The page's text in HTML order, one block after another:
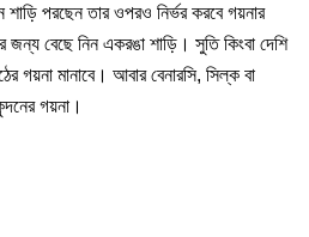
পরছেন তার ওপরও নির্ভর করবে গয়নার
জন্য বেছে নিন একরঙা শাড়ি। সুতি কিংবা দেশি
গয়না মানাবে। আবার বেনারসি, সিল্ক বা
গয়না।